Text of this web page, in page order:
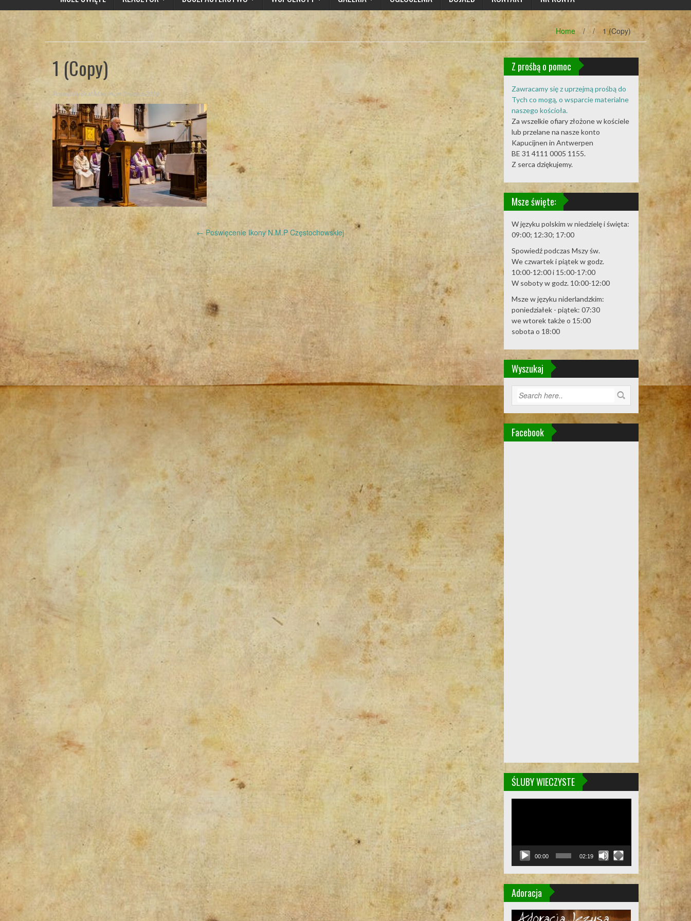
Home / / 1 (Copy)
1 (Copy)
Posted ByBrat Marcin on 3 marca 2018
Post
navigation
← Poświęcenie Ikony N.M.P Częstochowskiej
Z prośbą o pomoc
Zawracamy się z uprzejmą prośbą do
Tych co mogą, o wsparcie materialne
naszego kościoła.
Za wszelkie ofiary złożone w kościele
lub przelane na nasze konto
Kapucijnen in Antwerpen
BE 31 4111 0005 1155.
Z serca dziękujemy.
Msze święte:
W języku polskim w niedzielę i święta:
09:00; 12:30; 17:00
Spowiedź podczas Mszy św.
We czwartek i piątek w godz.
10:00-12:00 i 15:00-17:00
W soboty w godz. 10:00-12:00
Msze w języku niderlandzkim:
poniedziałek - piątek: 07:30
we wtorek także o 15:00
sobota o 18:00
Wyszukaj
Facebook
ŚLUBY WIECZYSTE
00:00 02:19
Adoracja